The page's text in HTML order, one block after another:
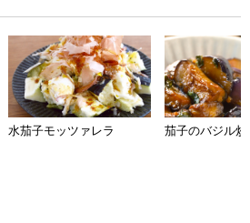
水茄子モッツァレラ 茄子のバジル炒